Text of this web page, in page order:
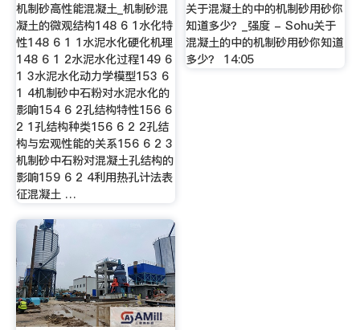
机制砂高性能混凝土_机制砂混
凝土的微观结构148 6 1水化特
性148 6 1 1水泥水化硬化机理
148 6 1 2水泥水化过程149 6
1 3水泥水化动力学模型153 6
1 4机制砂中石粉对水泥水化的
影响154 6 2孔结构特性156 6
2 1孔结构种类156 6 2 2孔结
构与宏观性能的关系156 6 2 3
机制砂中石粉对混凝土孔结构的
影响159 6 2 4利用热孔计法表
征混凝土 …
关于混凝土的中的机制砂用砂你
知道多少？_强度 - Sohu关于
混凝土的中的机制砂用砂你知道
多少？ 14:05